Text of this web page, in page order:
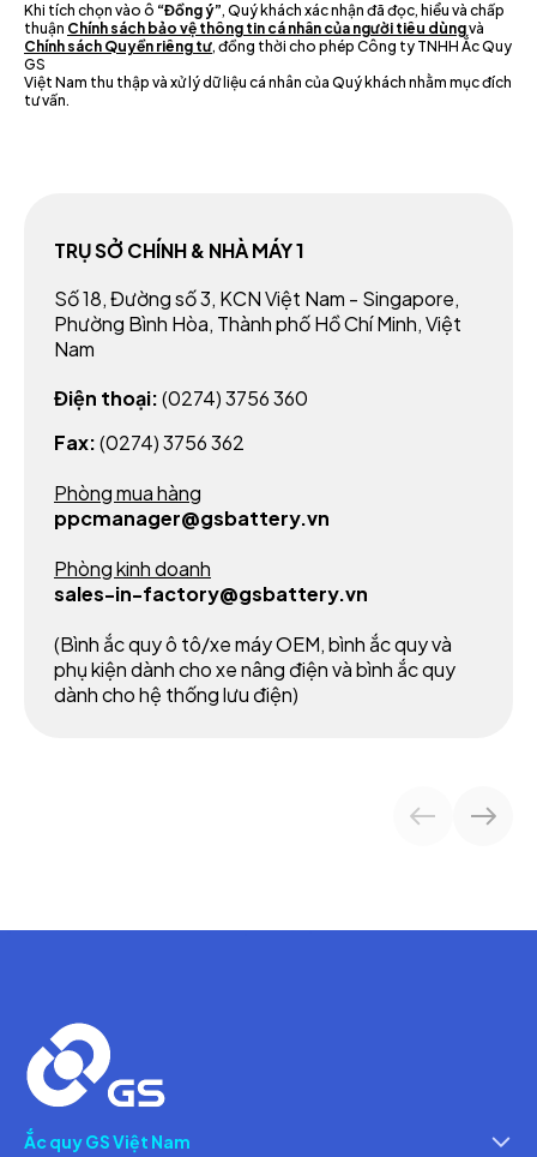
Khi tích chọn vào ô “Đồng ý”, Quý khách xác nhận đã đọc, hiểu và chấp
thuận Chính sách bảo vệ thông tin cá nhân của người tiêu dùngvà
Chính sách Quyền riêng tư, đồng thời cho phép Công ty TNHH Ắc Quy
GS
Việt Nam thu thập và xử lý dữ liệu cá nhân của Quý khách nhằm mục đích
tư vấn.
TRỤ SỞ CHÍNH & NHÀ MÁY 1
Số 18, Đường số 3, KCN Việt Nam - Singapore,
Phường Bình Hòa, Thành phố Hồ Chí Minh, Việt
Nam
Điện thoại:(0274) 3756 360
Fax:(0274) 3756 362
Phòng mua hàng
ppcmanager@gsbattery.vn
Phòng kinh doanh
sales-in-factory@gsbattery.vn
(Bình ắc quy ô tô/xe máy OEM, bình ắc quy và
phụ kiện dành cho xe nâng điện và bình ắc quy
dành cho hệ thống lưu điện)
Ắc quy GS Việt Nam